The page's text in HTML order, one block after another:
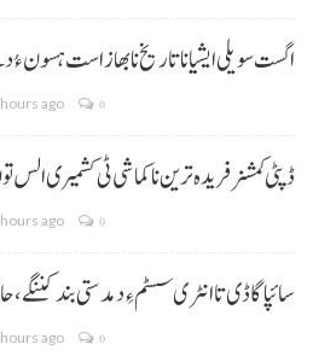
5 اگست سویلی ایشیا نا تاریخ نا بھاز است
ago 0
ڈپٹی کمشنر فریدہ ترین نا کماشی ٹی کشمیری الس
ago 0
سائپا گاڈی تا انٹری سسٹم ءِ دمدستی بند کننگے،
ago 0